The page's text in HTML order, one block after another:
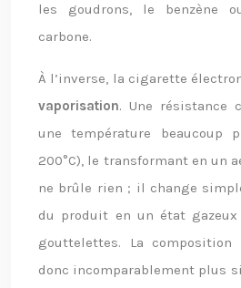
les goudrons, le benzène
carbone.
À l’inverse, la cigarette
vaporisation. Une résistance
une température beaucoup
200°C), le transformant en un
ne brûle rien ; il change
du produit en un état
gouttelettes. La
donc incomparablement plus